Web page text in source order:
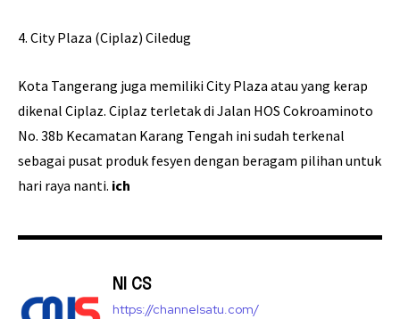
4. City Plaza (Ciplaz) Ciledug
Kota Tangerang juga memiliki City Plaza atau yang kerap
dikenal Ciplaz. Ciplaz terletak di Jalan HOS Cokroaminoto
No. 38b Kecamatan Karang Tengah ini sudah terkenal
sebagai pusat produk fesyen dengan beragam pilihan untuk
hari raya nanti. ich
NI CS
https://channelsatu.com/